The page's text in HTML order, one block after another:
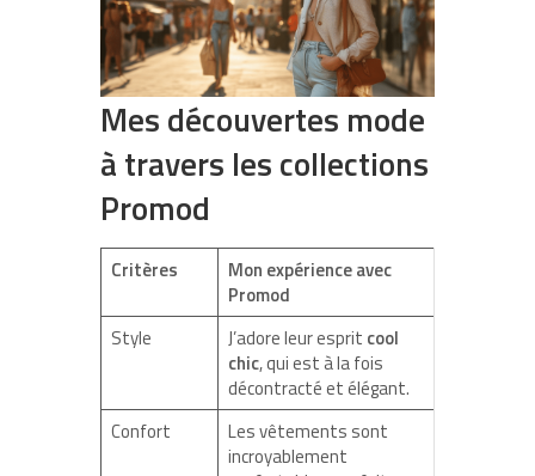
Mes découvertes mode
à travers les collections
Promod
Critères
Mon expérience avec
Promod
Style
J’adore leur esprit cool
chic, qui est à la fois
décontracté et élégant.
Confort
Les vêtements sont
incroyablement